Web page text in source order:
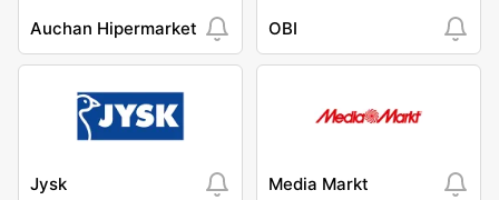
Auchan Hipermarket OBI
Jysk Media Markt